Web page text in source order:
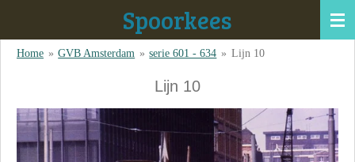
naar
Spoorkees
Home » GVB Amsterdam » serie 601 - 634 » Lijn 10
Lijn 10